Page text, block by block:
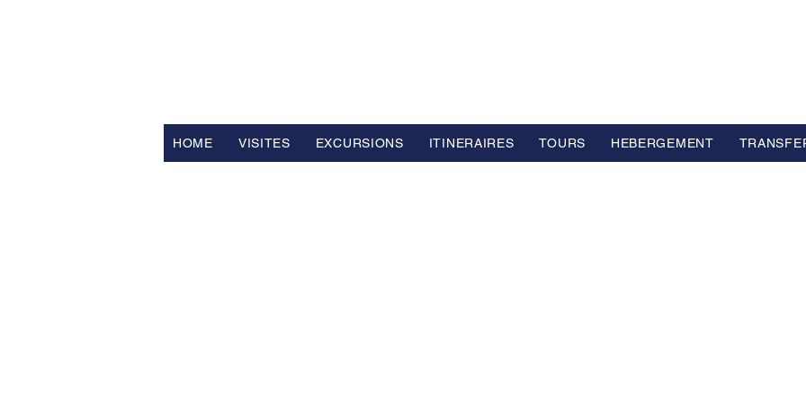
HOME VISITES EXCURSIONS ITINERAIRES TOURS HEBERGEMENT